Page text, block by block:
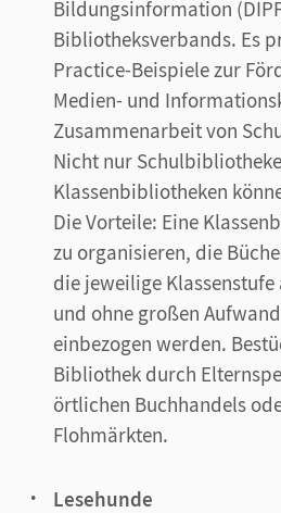
Bildungsinformation
Bibliotheksverbands. Es
Practice-Beispiele zur
Medien- und
Zusammenarbeit von
Nicht nur
Klassenbibliotheken
Die Vorteile: Eine
zu organisieren, die
die jeweilige
und ohne großen
einbezogen werden.
Bibliothek durch
örtlichen Buchhandels
Flohmärkten.
Lesehunde